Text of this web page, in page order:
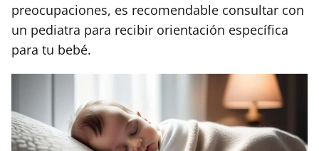
preocupaciones, es recomendable consultar con
un pediatra para recibir orientación específica
para tu bebé.